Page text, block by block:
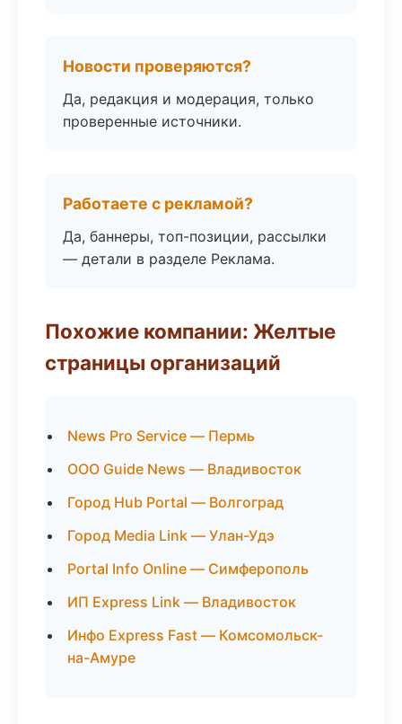
Новости проверяются?
Да, редакция и модерация, только
проверенные источники.
Работаете с рекламой?
Да, баннеры, топ-позиции, рассылки
— детали в разделе Реклама.
Похожие компании: Желтые
страницы организаций
News Pro Service — Пермь
ООО Guide News — Владивосток
Город Hub Portal — Волгоград
Город Media Link — Улан-Удэ
Portal Info Online — Симферополь
ИП Express Link — Владивосток
Инфо Express Fast — Комсомольск-
на-Амуре